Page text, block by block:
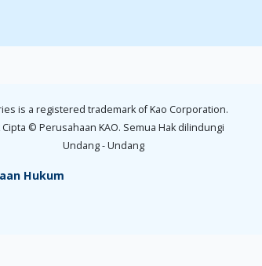
is a registered trademark of Kao Corporation.
Cipta © Perusahaan KAO. Semua Hak dilindungi
Undang - Undang
Hukum